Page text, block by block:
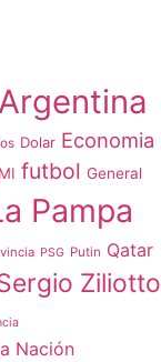
Argentina
Dolar Economia
futbol General
Pampa
PSG Putin Qatar
Ziliotto
Nación